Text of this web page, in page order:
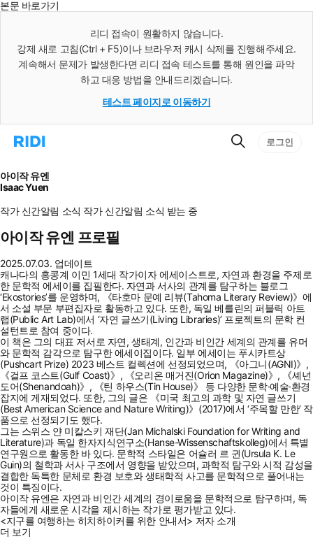
본문 바로가기
리디 접속이 원활하지 않습니다.
강제 새로 고침(Ctrl + F5)이나 브라우저 캐시 삭제를 진행해주세요.
계속해서 문제가 발생한다면 리디 접속 테스트를 통해 원인을 파악
하고 대응 방법을 안내드리겠습니다.
테스트 페이지로 이동하기
리
으
로
동
검
로그인
아이작 유엔
Isaac Yuen
작가 신간알림 소식 작가 신간알림 소식 받는 중
아이작 유엔 프로필
2025.07.03. 업데이트
캐나다의 홍콩계 이민 1세대 작가이자 에세이스트로, 자연과 환경을 주제로
한 문학적 에세이를 집필한다. 자연과 서사의 관계를 탐구하는 블로그
‘Ekostories’를 운영하며, 《타호마 문예 리뷰(Tahoma Literary Review)》에
서 소설 부문 부편집자로 활동하고 있다. 또한, 독일 베를린의 퍼블릭 아트
랩(Public Art Lab)에서 ‘자연 글쓰기(Living Libraries)’ 프로젝트의 문학 컨
설턴트로 참여 중이다.
이 책은 그의 대표 저서로 자연, 생태계, 인간과 비인간 세계의 관계를 유머
와 문학적 감각으로 탐구한 에세이집이다. 일부 에세이는 푸시카트상
(Pushcart Prize) 2023 베스트 컬렉션에 선정되었으며, 《아그니(AGNI)》,
《걸프 코스트(Gulf Coast)》, 《오리온 매거진(Orion Magazine)》, 《셰넌
도어(Shenandoah)》, 《틴 하우스(Tin House)》 등 다양한 문학·예술·환경
잡지에 게재되었다. 또한, 그의 글은 《미국 최고의 과학 및 자연 글쓰기
(Best American Science and Nature Writing)》(2017)에서 ‘주목할 만한’ 작
품으로 선정되기도 했다.
그는 스위스 얀 미칼스키 재단(Jan Michalski Foundation for Writing and
Literature)과 독일 한자지식연구소(Hanse-Wissenschaftskolleg)에서 특별
연구원으로 활동한 바 있다. 문학적 스타일은 어슐러 르 귄(Ursula K. Le
Guin)의 철학과 서사 구조에서 영향을 받았으며, 과학적 탐구와 시적 감성을
결합한 독특한 문체로 환경 보호와 생태학적 사고를 문학적으로 풀어내는
것이 특징이다.
아이작 유엔은 자연과 비인간 세계의 경이로움을 문학적으로 탐구하며, 독
자들에게 새로운 시각을 제시하는 작가로 평가받고 있다.
<지구를 여행하는 히치하이커를 위한 안내서> 저자 소개
더 보기